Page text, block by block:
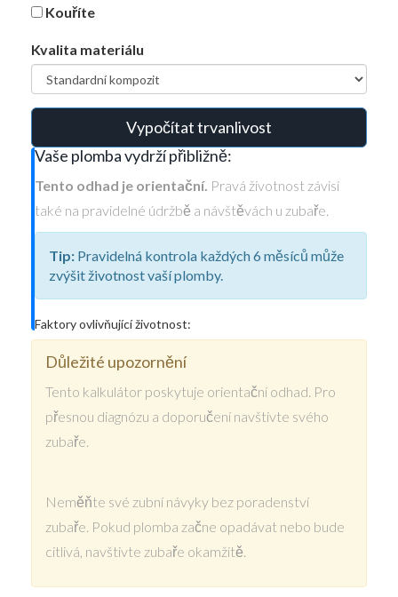
Kouříte
Kvalita materiálu
Vypočítat trvanlivost
Vaše plomba vydrží přibližně:
Tento odhad je orientační. Pravá životnost závisí
také na pravidelné údržbě a návštěvách u zubaře.
Tip: Pravidelná kontrola každých 6 měsíců může
zvýšit životnost vaší plomby.
Faktory ovlivňující životnost:
Důležité upozornění
Tento kalkulátor poskytuje orientační odhad. Pro
přesnou diagnózu a doporučení navštivte svého
zubaře.
Neměňte své zubní návyky bez poradenství
zubaře. Pokud plomba začne opadávat nebo bude
citlivá, navštivte zubaře okamžitě.